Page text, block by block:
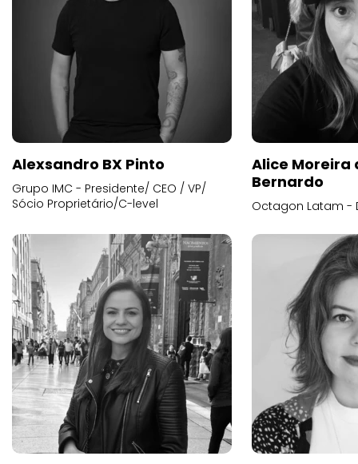
Alexsandro BX Pinto
Grupo IMC - Presidente/ CEO / VP/
Sócio Proprietário/C-level
Alice
Bernardo
Octagon Latam -